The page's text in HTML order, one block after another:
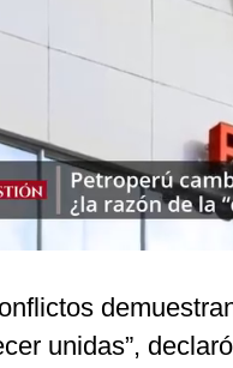
unidas”,